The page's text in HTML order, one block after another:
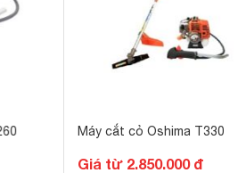
Máy cắt cỏ Oshima T330
Giá từ 2.850.000 đ